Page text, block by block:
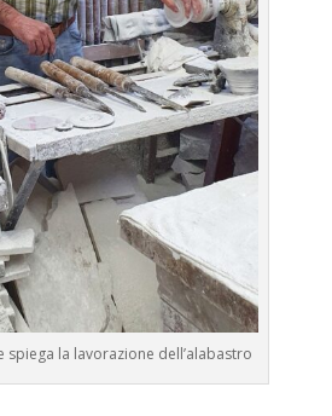
spiega la lavorazione dell’alabastro